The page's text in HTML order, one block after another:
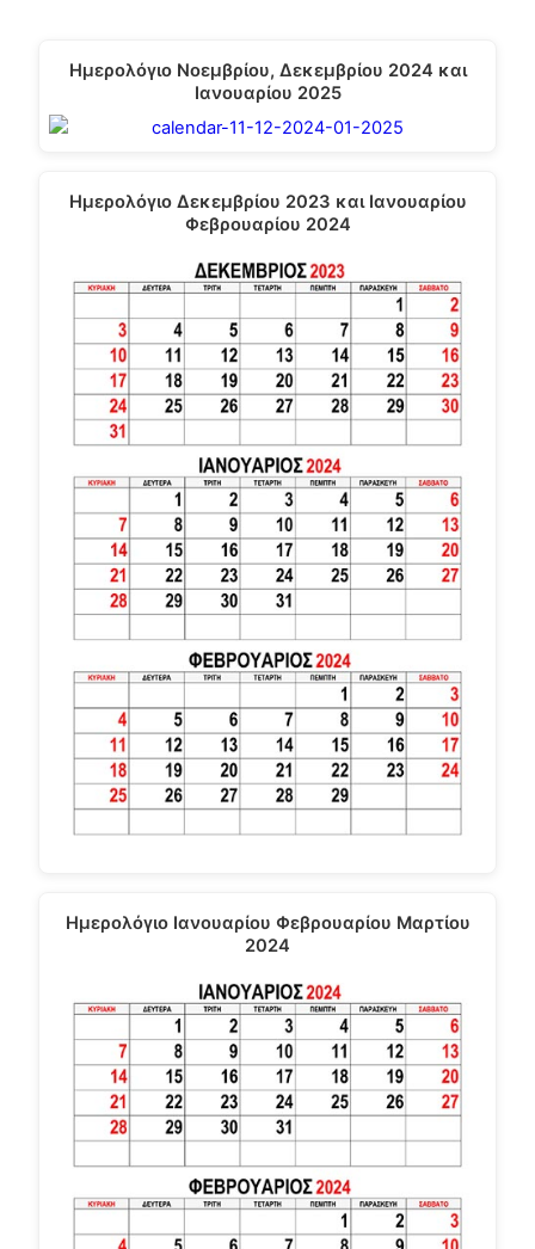
Ημερολόγιο Νοεμβρίου, Δεκεμβρίου 2024 και
Ιανουαρίου 2025
Ημερολόγιο Δεκεμβρίου 2023 και Ιανουαρίου
Φεβρουαρίου 2024
Ημερολόγιο Ιανουαρίου Φεβρουαρίου Μαρτίου
2024